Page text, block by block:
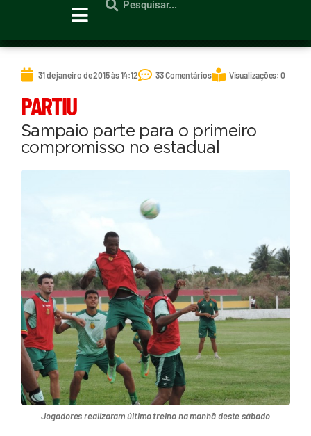
31 de janeiro de 2015 às 14:12 33 Comentários Visualizações: 0
PARTIU
Sampaio parte para o primeiro
compromisso no estadual
Jogadores realizaram último treino na manhã deste sábado